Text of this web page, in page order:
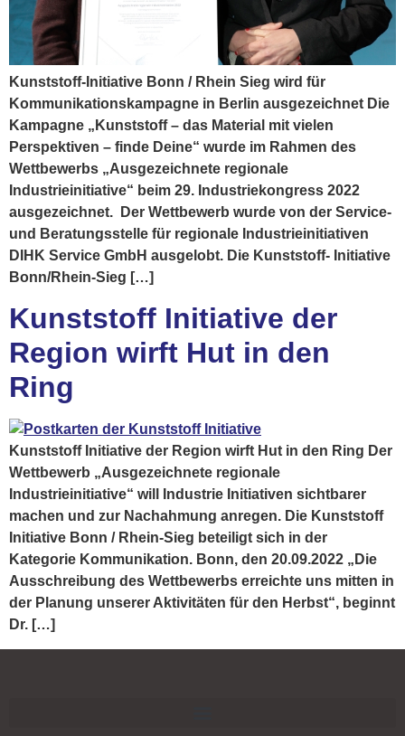
Kunststoff-Initiative Bonn / Rhein Sieg wird für
Kommunikationskampagne in Berlin ausgezeichnet Die
Kampagne „Kunststoff – das Material mit vielen
Perspektiven – finde Deine“ wurde im Rahmen des
Wettbewerbs „Ausgezeichnete regionale
Industrieinitiative“ beim 29. Industriekongress 2022
ausgezeichnet. Der Wettbewerb wurde von der Service-
und Beratungsstelle für regionale Industrieinitiativen
DIHK Service GmbH ausgelobt. Die Kunststoff- Initiative
Bonn/Rhein-Sieg […]
Kunststoff Initiative der
Region wirft Hut in den
Ring
Kunststoff Initiative der Region wirft Hut in den Ring Der
Wettbewerb „Ausgezeichnete regionale
Industrieinitiative“ will Industrie Initiativen sichtbarer
machen und zur Nachahmung anregen. Die Kunststoff
Initiative Bonn / Rhein-Sieg beteiligt sich in der
Kategorie Kommunikation. Bonn, den 20.09.2022 „Die
Ausschreibung des Wettbewerbs erreichte uns mitten in
der Planung unserer Aktivitäten für den Herbst“, beginnt
Dr. […]